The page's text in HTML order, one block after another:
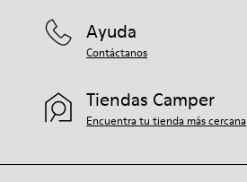
Ayuda
Contáctanos
Tiendas Camper
Encuentra tu tienda más cercana